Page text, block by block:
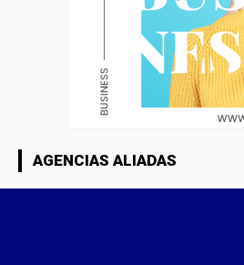
AGENCIAS ALIADAS